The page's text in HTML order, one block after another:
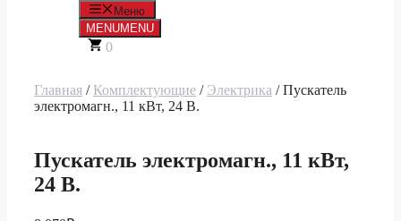
Меню
MENUMENU
0
Главная / Комплектующие / Электрика / Пускатель
электромагн., 11 кВт, 24 В.
Пускатель электромагн., 11 кВт,
24 В.